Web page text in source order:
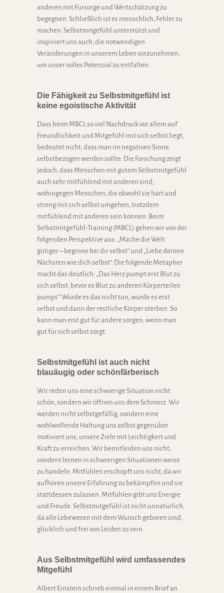
anderen mit Fürsorge und Wertschätzung zu
begegnen. Schließlich ist es menschlich, Fehler zu
machen. Selbstmitgefühl unterstützt und
inspiriert uns auch, die notwendigen
Veränderungen in unserem Leben vorzunehmen,
um unser volles Potenzial zu entfalten.
Die Fähigkeit zu Selbstmitgefühl ist
keine egoistische Aktivität
Dass beim MBCL so viel Nachdruck vor allem auf
Freundlichkeit und Mitgefühl mit sich selbst liegt,
bedeutet nicht, dass man im negativen Sinne
selbstbezogen werden sollte. Die Forschung zeigt
jedoch, dass Menschen mit gutem Selbstmitgefühl
auch sehr mitfühlend mit anderen sind,
wohingegen Menschen, die obwohl sie hart und
streng mit sich selbst umgehen, trotzdem
mitfühlend mit anderen sein können. Beim
Selbstmitgefühl-Training (MBCL) gehen wir von der
folgenden Perspektive aus: „Mache die Welt
gütiger – beginne bei dir selbst“ und „Liebe deinen
Nächsten wie dich selbst“. Die folgende Metapher
macht das deutlich: „Das Herz pumpt erst Blut zu
sich selbst, bevor es Blut zu anderen Körperteilen
pumpt.“ Würde es das nicht tun, würde es erst
selbst und dann der restliche Körper sterben. So
kann man erst gut für andere sorgen, wenn man
gut für sich selbst sorgt.
Selbstmitgefühl ist auch nicht
blauäugig oder schönfärberisch
Wir reden uns eine schwierige Situation nicht
schön, sondern wir öffnen uns dem Schmerz. Wir
werden nicht selbstgefällig, sondern eine
wohlwollende Haltung uns selbst gegenüber
motiviert uns, unsere Ziele mit Leichtigkeit und
Kraft zu erreichen. Wir bemitleiden uns nicht,
sondern lernen in schwierigen Situationen weise
zu handeln. Mitfühlen erschöpft uns nicht, da wir
aufhören unsere Erfahrung zu bekämpfen und sie
stattdessen zulassen. Mitfühlen gibt uns Energie
und Freude. Selbstmitgefühl ist nicht unnatürlich,
da alle Lebewesen mit dem Wunsch geboren sind,
glücklich und frei von Leiden zu sein.
Aus Selbstmitgefühl wird umfassendes
Mitgefühl
Albert Einstein schrieb einmal in einem Brief an